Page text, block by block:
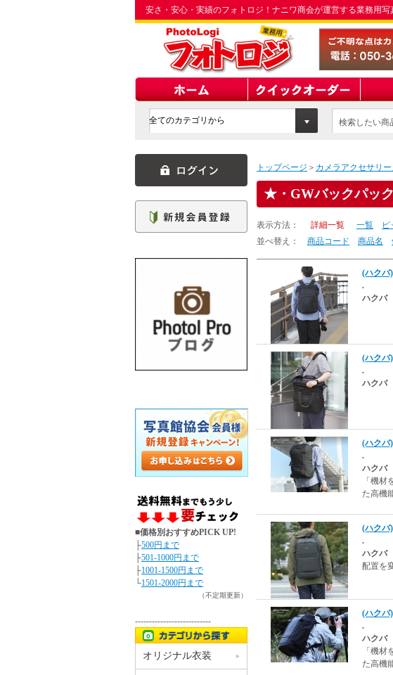
安さ・安心・実績のフォトロジ！ナニワ商会が運営する業務用写
検索したい商
トップページ ＞ カメラアクセサリ
・GWバックパック
表示方法： 詳細一覧 一覧
ピ
並べ替え：
商品コード 商品名
(ハクバ
.
ハクバ
(ハクバ
.
ハクバ
(ハクバ
.
ハクバ
「機
た高機
(ハクバ
.
ハクバ
配置を
(ハクバ
.
ハクバ
「機
た高機
■価格別おすすめPICK UP!
├500円まで
├501-1000円まで
├1001-1500円まで
└1501-2000円まで
（不定期更新）
---------------------------
オリジナル衣装